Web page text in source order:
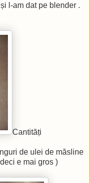
l-am dat pe blender .
Cantități
de ulei de măsline
e mai gros )